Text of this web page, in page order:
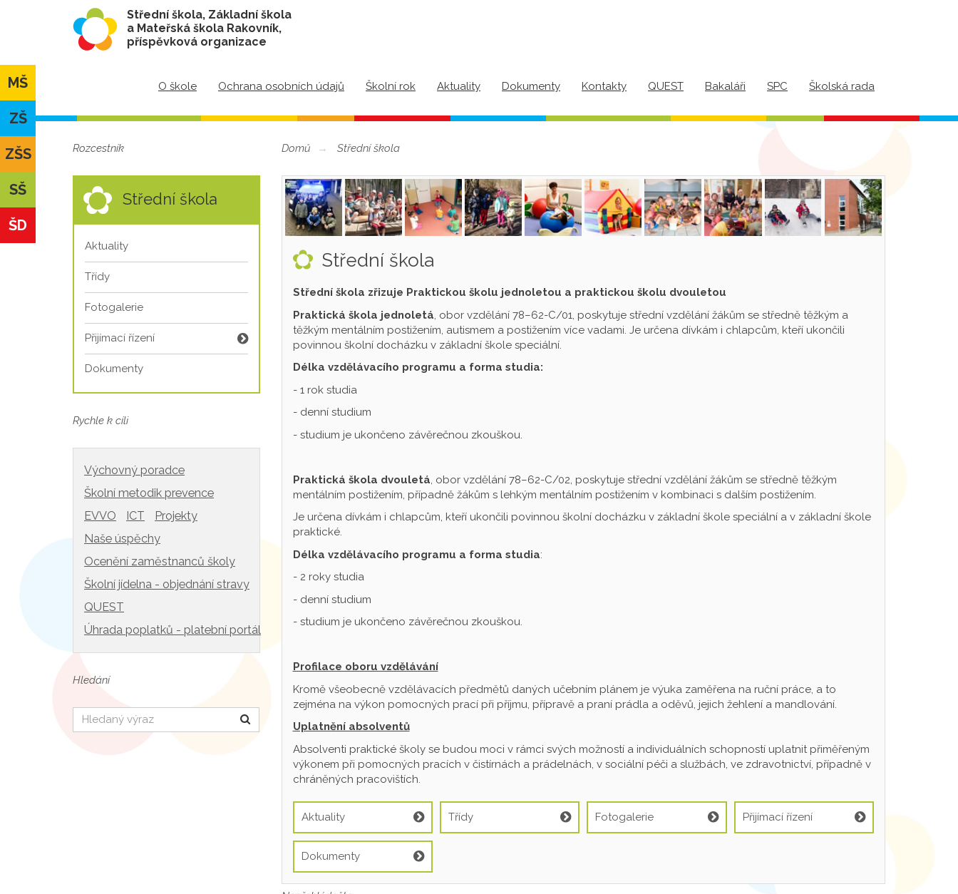
Střední škola, Základní škola
a Mateřská škola Rakovník,
příspěvková organizace
O škole Ochrana osobních údajů Školní rok Aktuality Dokumenty Kontakty QUEST Bakaláři SPC Školská rada
MŠ
ZŠ
ZŠS
SŠ
ŠD
Rozcestník
Střední škola
Aktuality
Třídy
Fotogalerie
Přijímací řízení
Dokumenty
Rychle k cíli
Výchovný poradce
Školní metodik prevence
EVVO
ICT
Projekty
Naše úspěchy
Ocenění zaměstnanců školy
Školní jídelna - objednání stravy
QUEST
Úhrada poplatků - platební portál
Hledání
Hledat
Domů Střední škola
Střední škola
Střední škola zřizuje Praktickou školu jednoletou a praktickou školu dvouletou
Praktická škola jednoletá, obor vzdělání 78–62-C/01, poskytuje střední vzdělání žákům se středně těžkým a
těžkým mentálním postižením, autismem a postižením více vadami. Je určena dívkám i chlapcům, kteří ukončili
povinnou školní docházku v základní škole speciální.
Délka vzdělávacího programu a forma studia:
- 1 rok studia
- denní studium
- studium je ukončeno závěrečnou zkouškou.
Praktická škola dvouletá, obor vzdělání 78–62-C/02, poskytuje střední vzdělání žákům se středně těžkým
mentálním postižením, případně žákům s lehkým mentálním postižením v kombinaci s dalším postižením.
Je určena dívkám i chlapcům, kteří ukončili povinnou školní docházku v základní škole speciální a v základní škole
praktické.
Délka vzdělávacího programu a forma studia:
- 2 roky studia
- denní studium
- studium je ukončeno závěrečnou zkouškou.
Profilace oboru vzdělávání
Kromě všeobecně vzdělávacích předmětů daných učebním plánem je výuka zaměřena na ruční práce, a to
zejména na výkon pomocných prací při příjmu, přípravě a praní prádla a oděvů, jejich žehlení a mandlování.
Uplatnění absolventů
Absolventi praktické školy se budou moci v rámci svých možností a individuálních schopností uplatnit přiměřeným
výkonem při pomocných pracích v čistírnách a prádelnách, v sociální péči a službách, ve zdravotnictví, případně v
chráněných pracovištích.
Aktuality Třídy Fotogalerie Přijímací řízení
Dokumenty